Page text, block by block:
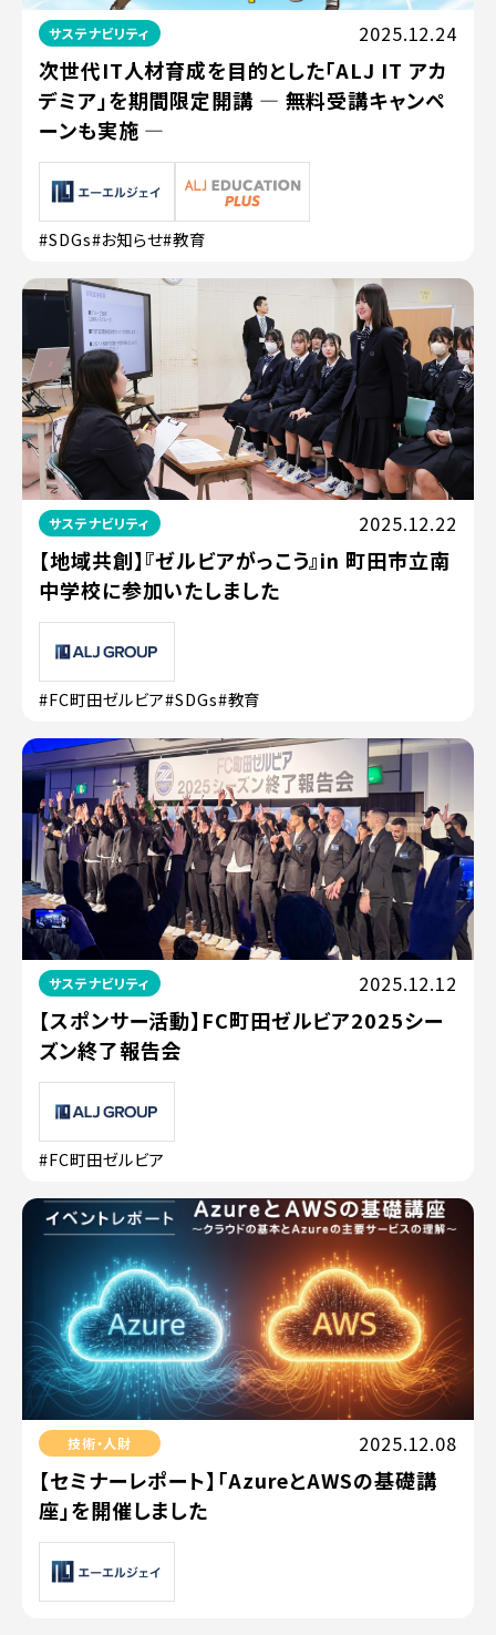
サステナビリティ 2025.12.24
次世代IT人材育成を目的とした「ALJ IT アカ
デミア」を期間限定開講 ― 無料受講キャンペ
ーンも実施 ―
#SDGs#お知らせ#教育
サステナビリティ 2025.12.22
【地域共創】『ゼルビアがっこう』in 町田市立南
中学校に参加いたしました
#FC町田ゼルビア#SDGs#教育
サステナビリティ 2025.12.12
【スポンサー活動】FC町田ゼルビア2025シー
ズン終了報告会
#FC町田ゼルビア
技術・人財 2025.12.08
【セミナーレポート】「AzureとAWSの基礎講
座」を開催しました